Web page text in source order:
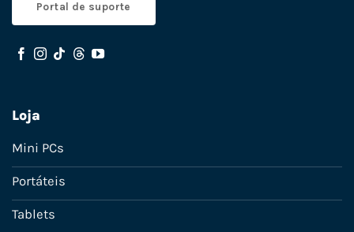
Portal de suporte
Loja
Mini PCs
Portáteis
Tablets